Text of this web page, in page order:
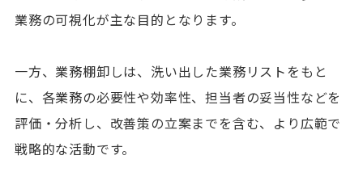
業務の可視化が主な目的となります。
一方、業務棚卸しは、洗い出した業務リストをもと
に、各業務の必要性や効率性、担当者の妥当性などを
評価・分析し、改善策の立案までを含む、より広範で
戦略的な活動です。